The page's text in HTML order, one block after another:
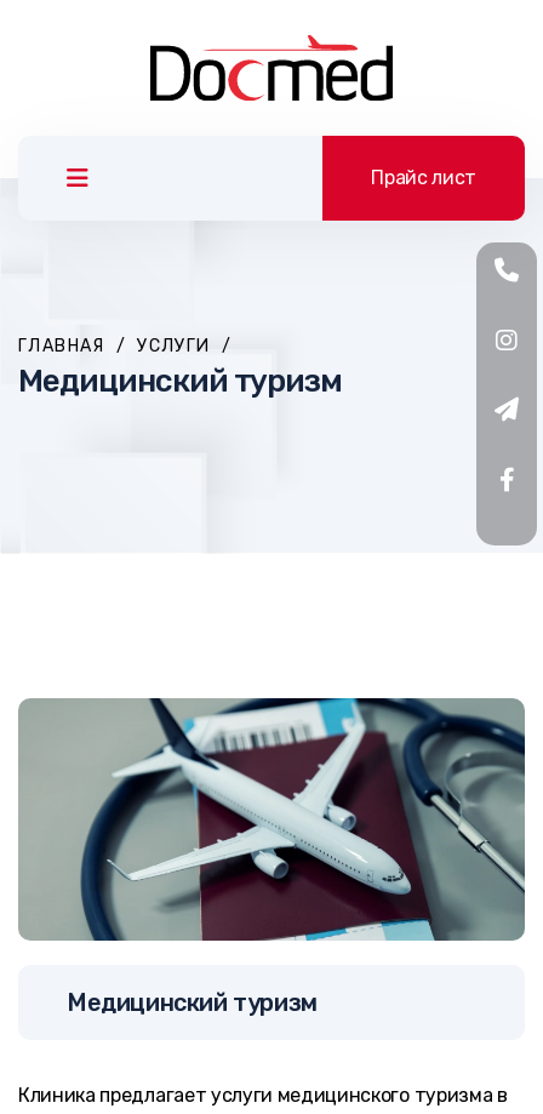
Прайс лист
ГЛАВНАЯ / УСЛУГИ /
Медицинский туризм
Медицинский туризм
Клиника предлагает услуги медицинского туризма в